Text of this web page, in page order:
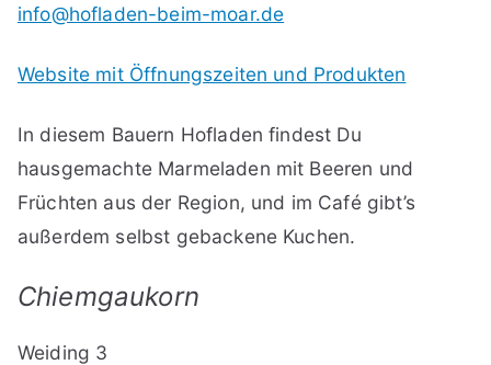
info@hofladen-beim-moar.de
Website mit Öffnungszeiten und Produkten
In diesem Bauern Hofladen findest Du
hausgemachte Marmeladen mit Beeren und
Früchten aus der Region, und im Café gibt’s
außerdem selbst gebackene Kuchen.
Chiemgaukorn
Weiding 3